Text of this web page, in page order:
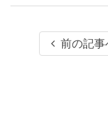
前の記事